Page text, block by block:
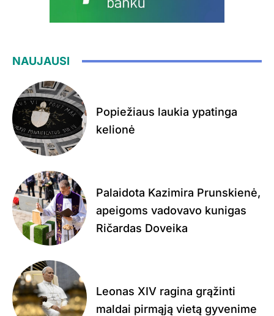
NAUJAUSI
Popiežiaus laukia ypatinga
kelionė
Palaidota Kazimira Prunskienė,
apeigoms vadovavo kunigas
Ričardas Doveika
Leonas XIV ragina grąžinti
maldai pirmąją vietą gyvenime